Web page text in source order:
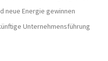
neue Energie gewinnen
Unternehmensführung